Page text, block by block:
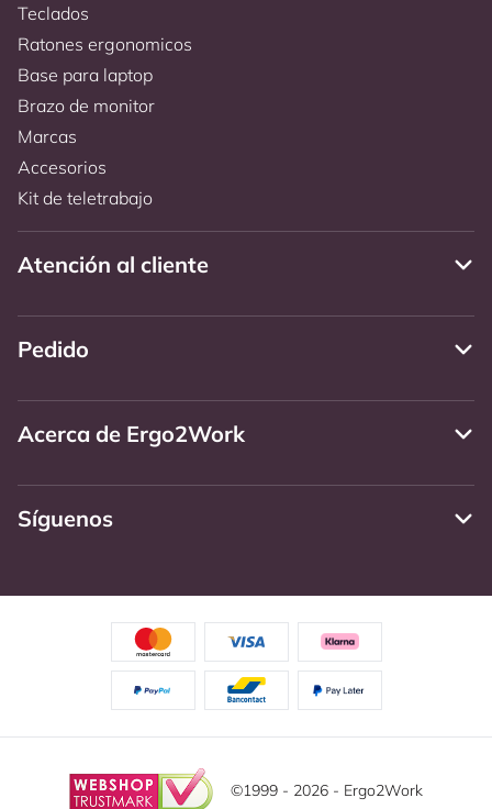
Teclados
Ratones ergonomicos
Base para laptop
Brazo de monitor
Marcas
Accesorios
Kit de teletrabajo
Atención al cliente
Pedido
Acerca de Ergo2Work
Síguenos
©1999 - 2026 - Ergo2Work